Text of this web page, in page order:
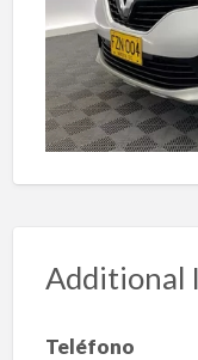
Additional
Teléfono